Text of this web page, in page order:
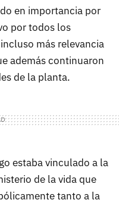
en importancia por
por todos los
más relevancia
además continuaron
de la planta.
estaba vinculado a la
de la vida que
tanto a la